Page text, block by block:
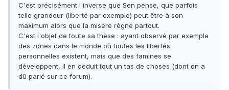
C'est précisément l'inverse que Sen pense, que parfois
telle grandeur (liberté par exemple) peut être à son
maximum alors que la misère règne partout.
C'est l'objet de toute sa thèse : ayant observé par exemple
des zones dans le monde où toutes les libertés
personnelles existent, mais que des famines se
développent, il en déduit tout un tas de choses (dont on a
dû parlé sur ce forum).